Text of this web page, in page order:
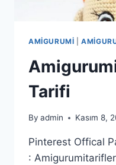
AMIGURUMI |
Tarifi
By admin Kasım 8,
Pinterest Offical
: